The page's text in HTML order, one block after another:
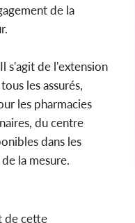
de la
s'agit de l'extension
les assurés,
les pharmacies
du centre
dans les
la mesure.
de cette